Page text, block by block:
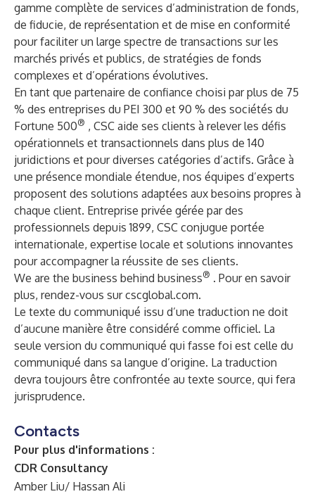
gamme complète de services d’administration de fonds,
de fiducie, de représentation et de mise en conformité
pour faciliter un large spectre de transactions sur les
marchés privés et publics, de stratégies de fonds
complexes et d’opérations évolutives.
En tant que partenaire de confiance choisi par plus de 75
% des entreprises du PEI 300 et 90 % des sociétés du
Fortune 500® , CSC aide ses clients à relever les défis
opérationnels et transactionnels dans plus de 140
juridictions et pour diverses catégories d’actifs. Grâce à
une présence mondiale étendue, nos équipes d’experts
proposent des solutions adaptées aux besoins propres à
chaque client. Entreprise privée gérée par des
professionnels depuis 1899, CSC conjugue portée
internationale, expertise locale et solutions innovantes
pour accompagner la réussite de ses clients.
We are the business behind business® . Pour en savoir
plus, rendez-vous surcscglobal.com.
Le texte du communiqué issu d’une traduction ne doit
d’aucune manière être considéré comme officiel. La
seule version du communiqué qui fasse foi est celle du
communiqué dans sa langue d’origine. La traduction
devra toujours être confrontée au texte source, qui fera
jurisprudence.
Contacts
Pour plus d'informations :
CDR Consultancy
Amber Liu/ Hassan Ali